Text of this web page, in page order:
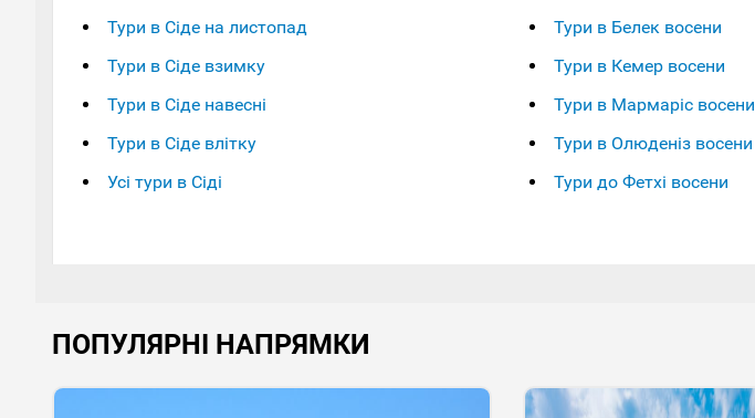
Тури в Сіде на листопад
Тури в Сіде взимку
Тури в Сіде навесні
Тури в Сіде влітку
Усі тури в Сіді
Тури в Белек восени
Тури в Кемер восени
Тури в Мармаріс восени
Тури в Олюденіз восени
Тури до Фетхі восени
ПОПУЛЯРНІ НАПРЯМКИ